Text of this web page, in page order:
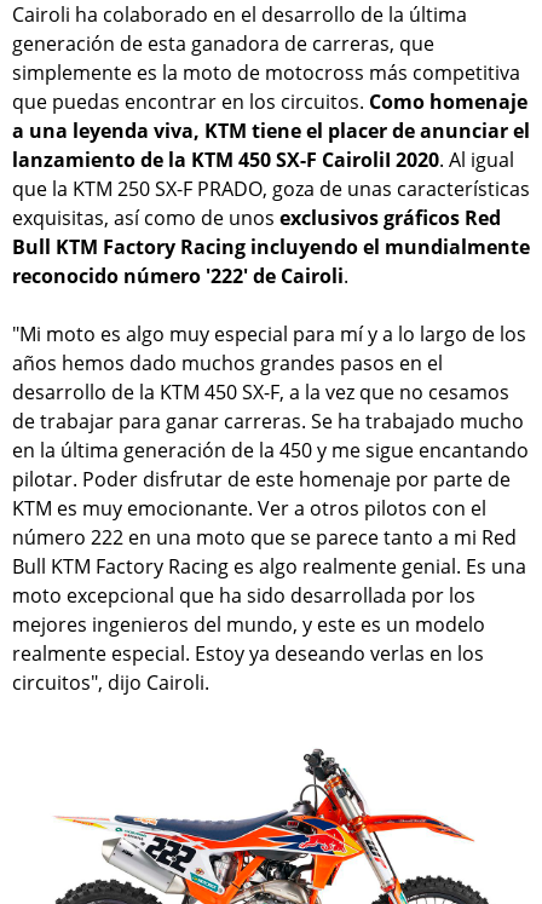
Cairoli ha colaborado en el desarrollo de la última
generación de esta ganadora de carreras, que
simplemente es la moto de motocross más competitiva
que puedas encontrar en los circuitos. Como homenaje
a una leyenda viva, KTM tiene el placer de anunciar el
lanzamiento de la KTM 450 SX-F CairoliI 2020. Al igual
que la KTM 250 SX-F PRADO, goza de unas características
exquisitas, así como de unos exclusivos gráficos Red
Bull KTM Factory Racing incluyendo el mundialmente
reconocido número '222' de Cairoli.
"Mi moto es algo muy especial para mí y a lo largo de los
años hemos dado muchos grandes pasos en el
desarrollo de la KTM 450 SX-F, a la vez que no cesamos
de trabajar para ganar carreras. Se ha trabajado mucho
en la última generación de la 450 y me sigue encantando
pilotar. Poder disfrutar de este homenaje por parte de
KTM es muy emocionante. Ver a otros pilotos con el
número 222 en una moto que se parece tanto a mi Red
Bull KTM Factory Racing es algo realmente genial. Es una
moto excepcional que ha sido desarrollada por los
mejores ingenieros del mundo, y este es un modelo
realmente especial. Estoy ya deseando verlas en los
circuitos", dijo Cairoli.